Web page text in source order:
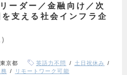
ーダー／金融向け／次
支える社会インフラ企
東京都 英語力不問
土日祝休み
リモートワーク可能